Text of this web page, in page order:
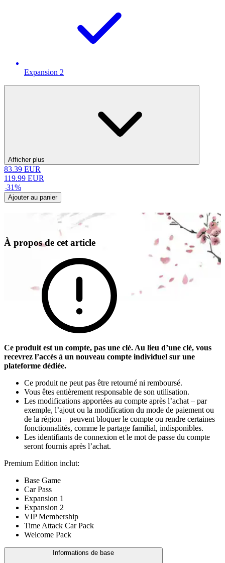
Expansion 2
Afficher plus
83.39 EUR
119.99 EUR
-31%
Ajouter au panier
À propos de cet article
Ce produit est un compte, pas une clé. Au lieu d’une clé, vous
recevrez l’accès à un nouveau compte individuel sur une
plateforme dédiée.
Ce produit ne peut pas être retourné ni remboursé.
Vous êtes entièrement responsable de son utilisation.
Les modifications apportées au compte après l’achat – par
exemple, l’ajout ou la modification du mode de paiement ou
de la région – peuvent bloquer le compte ou rendre certaines
fonctionnalités, comme le partage familial, indisponibles.
Les identifiants de connexion et le mot de passe du compte
seront fournis après l’achat.
Premium Edition inclut:
Base Game
Car Pass
Expansion 1
Expansion 2
VIP Membership
Time Attack Car Pack
Welcome Pack
Informations de base